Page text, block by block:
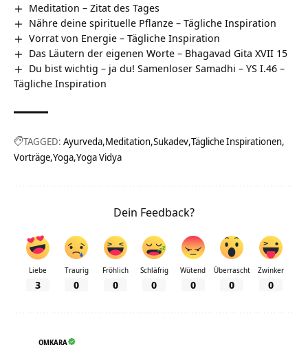
Meditation – Zitat des Tages
Nähre deine spirituelle Pflanze – Tägliche Inspiration
Vorrat von Energie – Tägliche Inspiration
Das Läutern der eigenen Worte – Bhagavad Gita XVII 15
Du bist wichtig – ja du! Samenloser Samadhi – YS I.46 –
Tägliche Inspiration
TAGGED: Ayurveda Meditation Sukadev Tägliche Inspirationen
Vorträge Yoga Yoga Vidya
Dein Feedback?
Liebe
3
Traurig
0
Fröhlich
0
Schläfrig
0
Wütend
0
Überrascht
0
Zwinker
0
OMKARA